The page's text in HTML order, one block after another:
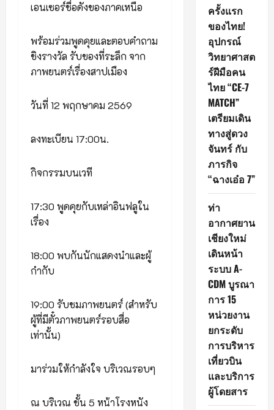
เอนเซอร์ชื่อดังของภาคเหนือ
พร้อมร่วมพูดคุยและตอบคำถาม
ชิงรางวัล รับของที่ระลึก จาก
ภาพยนตร์เรื่องสาปเมือง
วันที่ 12 พฤกษาคม 2569
ลงทะเบียน 17:00น.
กิจกรรมบนเวที
17:30 พูดคุยกับเหล่าอินฟลูใน
เรื่อง
18:00 พบกันนักแสดงนำและผู้
กำกับ
19:00 รับชมภาพยนตร์ (สำหรับ
ผู้ที่มีตั๋วภาพยนตร์รอบสื่อ
เท่านั้น)
มาร่วมให้กำลังใจ บริเวณรอบๆ
ณ บริเวณ ชั้น 5 หน้าโรงหนัง
ครั้งแรก
ของไทย!
อุปกรณ์
วิทยาศาสต
ร์ฝีมือคน
ไทย “CE-7
MATCH”
เตรียมเดิน
ทางสู่ดวง
จันทร์ กับ
ภารกิจ
“ฉางเอ๋อ 7”
ท่า
อากาศยาน
เชียงใหม่
เดินหน้า
ระบบ A-
CDM บูรณา
การ 15
หน่วยงาน
ยกระดับ
การบริหาร
เที่ยวบิน
และบริการ
ผู้โดยสาร